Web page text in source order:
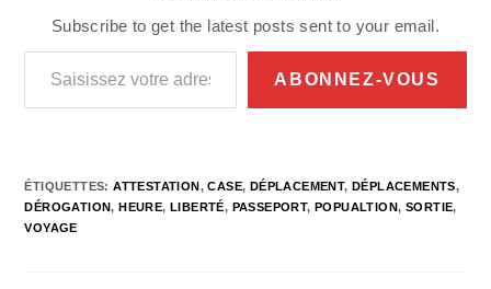
Subscribe to get the latest posts sent to your email.
Saisissez votre adresse e-mail…
ABONNEZ-VOUS
ÉTIQUETTES:ATTESTATION, CASE, DÉPLACEMENT, DÉPLACEMENTS,
DÉROGATION, HEURE, LIBERTÉ, PASSEPORT, POPUALTION, SORTIE,
VOYAGE